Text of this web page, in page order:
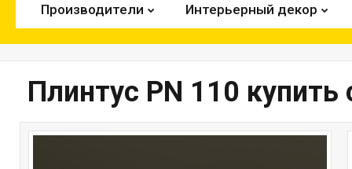
Производители Интерьерный декор
Плинтус PN 110